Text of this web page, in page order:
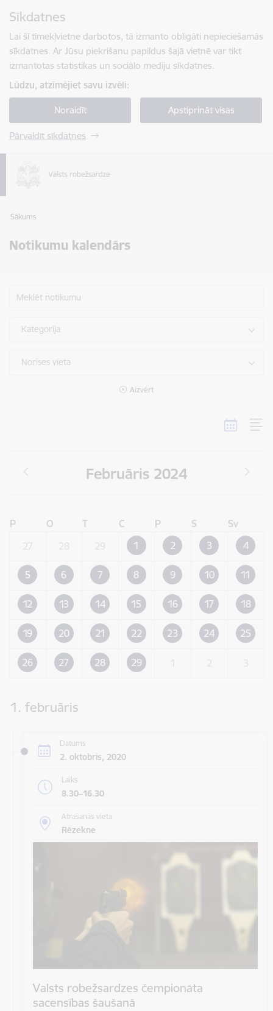
Sīkdatnes
Lai šī tīmekļvietne darbotos, tā izmanto obligāti nepieciešamās
sīkdatnes. Ar Jūsu piekrišanu papildus šajā vietnē var tikt
izmantotas statistikas un sociālo mediju sīkdatnes.
Lūdzu, atzīmējiet savu izvēli:
Noraidīt Apstiprināt visas
Pārvaldīt sīkdatnes
Sākums
Notikumu kalendārs
Meklēt notikumu
Kategorija
Norises vieta
Aizvērt
Februāris 2024
P O T C P S
Sv
1 2 3 4
5 6 7 8 9 10 11
12 13 14 15 16 17 18
19 20 21 22 23 24 25
26 27 28 29
1. februāris
Datums
2. oktobris, 2020
Laiks
8.30–16.30
Atrašanās vieta
Rēzekne
Valsts robežsardzes čempionāta
sacensības šaušanā